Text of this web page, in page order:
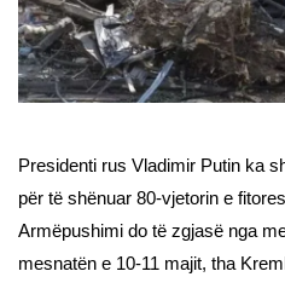
Presidenti rus Vladimir Putin ka
për të shënuar 80-vjetorin e
Armëpushimi do të zgjasë nga
mesnatën e 10-11 majit, tha